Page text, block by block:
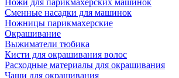
Ножи для парикмахерских машинок
Сменные насадки для машинок
Ножницы парикмахерские
Окрашивание
Выжиматели тюбика
Кисти для окрашивания волос
Расходные материалы для окрашивания
Чаши для окрашивания